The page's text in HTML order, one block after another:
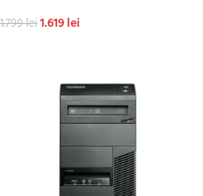
1.799lei1.619lei